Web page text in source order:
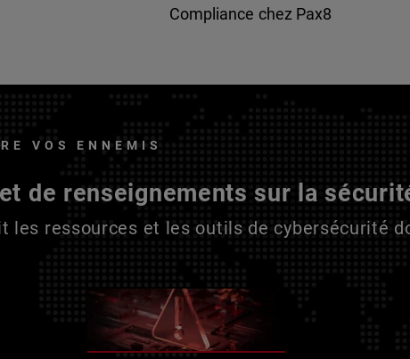
Compliance chez Pax8
VOS ENNEMIS
de renseignements sur la
les ressources et les outils de cybersécurité